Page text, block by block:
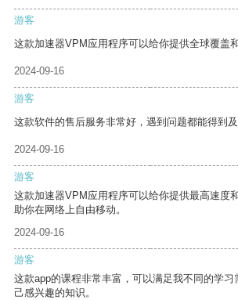
游客
这款加速器VPM应用程序可以给你提供全球覆盖
2024-09-16
游客
这款软件的售后服务非常好，遇到问题都能得到及
2024-09-16
游客
这款加速器VPM应用程序可以给你提供最高速度
助你在网络上自由移动。
2024-09-16
游客
这款app的课程非常丰富，可以满足我不同的学习
己感兴趣的知识。